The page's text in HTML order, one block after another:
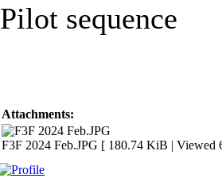
Pilot sequence
Attachments:
F3F 2024 Feb.JPG [ 180.74 KiB | Viewed